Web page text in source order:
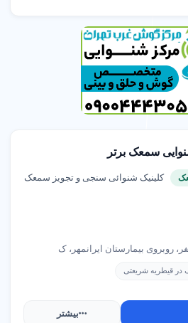
سمعک برتر
کلینیک شنوائی سنجی و تجویز سمعک
روبروی بیمارستان ایرانمهر، ک
در قیطریه شریعتی
بیشتر